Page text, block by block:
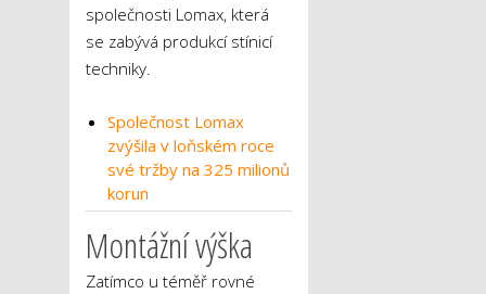
společnosti Lomax, která
se zabývá produkcí stínicí
techniky.
Společnost Lomax
zvýšila v loňském roce
své tržby na 325 milionů
korun
Montážní výška
Zatímco u téměř rovné